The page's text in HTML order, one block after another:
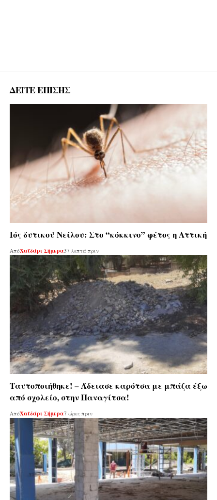
ΔΕΙΤΕ ΕΠΙΣΗΣ
Ιός δυτικού Νείλου: Στο “κόκκινο” φέτος η Αττική
ΑπόΧαϊδάρι Σήμερα37 λεπτά πριν
Ταυτοποιήθηκε! – Άδειασε καρότσα με μπάζα έξω
από σχολείο, στην Παναγίτσα!
ΑπόΧαϊδάρι Σήμερα7 ώρες πριν